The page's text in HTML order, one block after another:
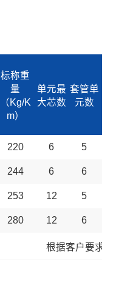
标称重
量
（Kg/K
m）
单元最
大芯数
套管单
元数
220 6 5
244 6 6
253 12 5
280 12 6
根据客户要求